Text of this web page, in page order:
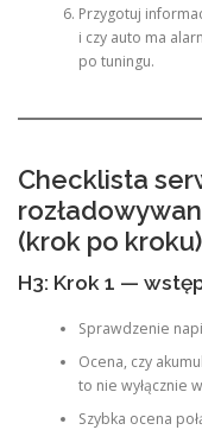
Przygotuj
i czy auto ma
po tuningu.
Checklista
(krok po kroku)
H3: Krok 1 —
Sprawdzenie
Ocena, czy
to nie wyłącznie
Szybka ocena